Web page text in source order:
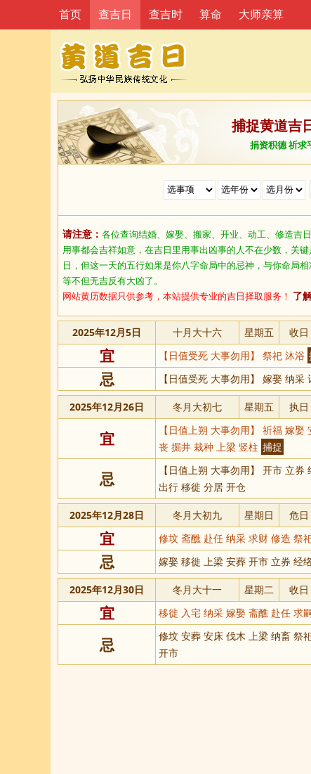
首页 查吉日 查吉时 算命 大师亲算
捕捉黄道吉
捐资积德 祈求
请注意： 各位查询结婚、嫁娶、搬家、开业、动工、修造吉
用事都会吉祥如意，在吉日里用事出凶事的人不在少数，关
日，但这一天的五行如果是你八字命局中的忌神，与你命局
等不但无吉反有大凶了。
网站黄历数据只供参考，本站提供专业的吉日择取服务！ 了
2025年12月5日 十月大十六 星期五 收日
宜 【日值受死 大事勿用】 祭祀 沐浴
忌 【日值受死 大事勿用】 嫁娶 纳
2025年12月26日 冬月大初七 星期五 执日
宜
【日值上朔 大事勿用】 祈福 嫁
丧 掘井 栽种 上梁 竖柱 捕捉
忌
【日值上朔 大事勿用】 开市 立
出行 移徙 分居 开仓
2025年12月28日 冬月大初九 星期日 危日
宜 修坟 斋醮 赴任 纳采 求财 修造 祭
忌 嫁娶 移徙 上梁 安葬 开市 立券 经
2025年12月30日 冬月大十一 星期二 收日
宜 移徙 入宅 纳采 嫁娶 斋醮 赴任 求
忌
修坟 安葬 安床 伐木 上梁 纳畜 祭
开市